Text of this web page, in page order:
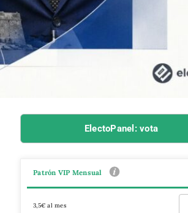
ElectoPanel: vota
Patrón VIP Mensual
3,5€ al mes